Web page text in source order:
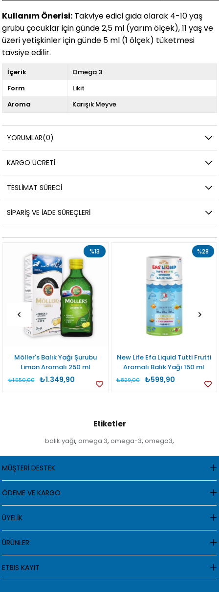
Kullanım Önerisi: Takviye edici gıda olarak 4-10 yaş
grubu çocuklar için günde 2,5 ml (yarım ölçek), 11 yaş ve
üzeri yetişkinler için günde 5 ml (1 ölçek) tüketmesi
tavsiye edilir.
İçerik
Omega 3
Form
Likit
Aroma
Karışık Meyve
YORUMLAR(0)
KARGO ÜCRETI
TESLIMAT SÜRECI
SIPARIŞ VE İADE SÜREÇLERI
Möller's Balık Yağı Şurubu
Limon Aromalı 250 ml
₺1.349,90
₺1.550,00
%13
New Life Efa Liquid Tutti Frutti
Aromalı Balık Yağı 150 ml
₺599,90
₺829,00
%28
Etiketler
balık yağı, omega 3, omega-3, omega3,
MÜŞTERİ DESTEK
ÖDEME VE KARGO
ÜYELİK
ÜRÜNLER
ETBIS KAYIT